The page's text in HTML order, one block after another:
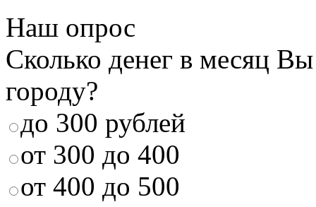
Наш опрос
Сколько денег в месяц
городу?
до 300 рублей
от 300 до 400
от 400 до 500